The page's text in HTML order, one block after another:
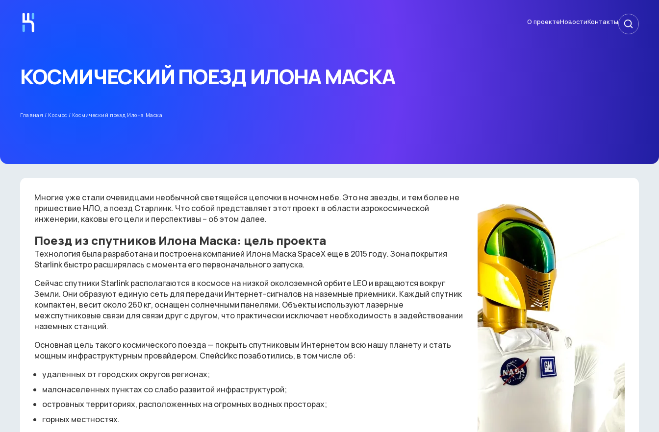
О проектеНовостиКонтакты
КОСМИЧЕСКИЙ ПОЕЗД ИЛОНА МАСКА
Главная / Космос / Космический поезд Илона Маска
Многие уже стали очевидцами необычной светящейся цепочки в ночном небе. Это не звезды, и тем более не
пришествие НЛО, а поезд Старлинк. Что собой представляет этот проект в области аэрокосмической
инженерии, каковы его цели и перспективы – об этом далее.
Поезд из спутников Илона Маска: цель проекта
Технология была разработана и построена компанией Илона Маска SpaceX еще в 2015 году. Зона покрытия
Starlink быстро расширялась с момента его первоначального запуска.
Сейчас спутники Starlink располагаются в космосе на низкой околоземной орбите LEO и вращаются вокруг
Земли. Они образуют единую сеть для передачи Интернет-сигналов на наземные приемники. Каждый спутник
компактен, весит около 260 кг, оснащен солнечными панелями. Объекты используют лазерные
межспутниковые связи для связи друг с другом, что практически исключает необходимость в задействовании
наземных станций.
Основная цель такого космического поезда — покрыть спутниковым Интернетом всю нашу планету и стать
мощным инфраструктурным провайдером. СпейсИкс позаботились, в том числе об:
удаленных от городских округов регионах;
малонаселенных пунктах со слабо развитой инфраструктурой;
островных территориях, расположенных на огромных водных просторах;
горных местностях.